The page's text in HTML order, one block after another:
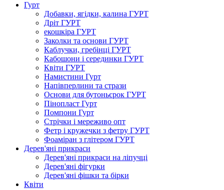
Гурт
Добавки, ягідки, калина ГУРТ
Дріт ГУРТ
екошкіра ГУРТ
Заколки та основи ГУРТ
Каблучки, гребінці ГУРТ
Кабошони і серединки ГУРТ
Квіти ГУРТ
Намистини Гурт
Напівперлини та стрази
Основи для бутоньєрок ГУРТ
Пінопласт Гурт
Помпони Гурт
Стрічки і мереживо опт
Фетр і кружечки з фетру ГУРТ
Фоаміран з глітером ГУРТ
Дерев'яні прикраси
Дерев'яні прикраси на ліпучці
Дерев'яні фігурки
Дерев'яні фішки та бірки
Квіти